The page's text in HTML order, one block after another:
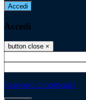
Accedi
Accedi
button close ×
Password dimenticata?